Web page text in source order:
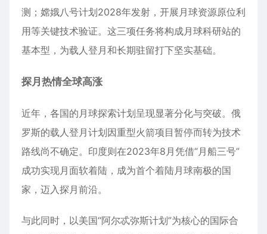
测；嫦娥八号计划2028年发射，开展月球资源原位利
用等关键技术验证。这三项任务将构成月球科研站的
基本型，为载人登月和长期驻留打下坚实基础。
探月热情全球高涨
近年，各国的月球探索计划呈现显著分化与突破。俄
罗斯的载人登月计划因重型火箭项目暂停而转为技术
路线尚不确定。印度则在2023年8月凭借“月船三号”
成功实现月面软着陆，成为首个着陆月球南极的国
家，迈入探月前沿。
与此同时，以美国“阿尔忒弥斯计划”为核心的国际合